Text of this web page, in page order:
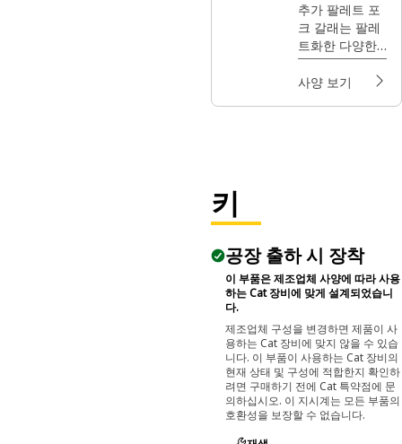
추가 팔레트 포
크 갈래는 팔레
트화한 다양한
건설 현장 자재
를 옮기는 팔레
사양 보기
키
공장 출하 시 장착
이 부품은 제조업체 사양에 따라 사용
하는 Cat 장비에 맞게 설계되었습니
다.
제조업체 구성을 변경하면 제품이 사
용하는 Cat 장비에 맞지 않을 수 있습
니다. 이 부품이 사용하는 Cat 장비의
현재 상태 및 구성에 적합한지 확인하
려면 구매하기 전에 Cat 특약점에 문
의하십시오. 이 지시계는 모든 부품의
호환성을 보장할 수 없습니다.